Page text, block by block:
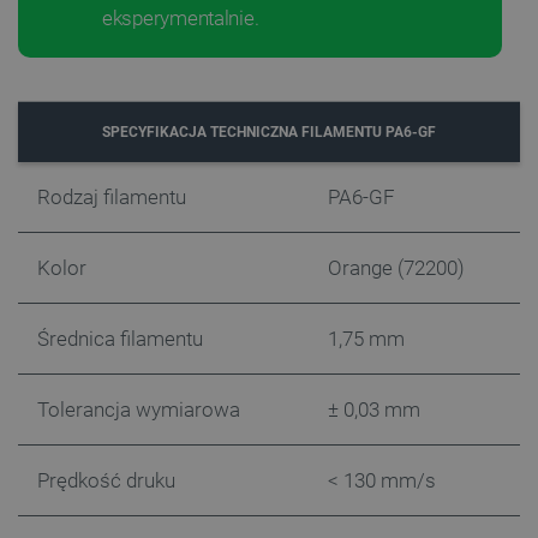
eksperymentalnie.
SPECYFIKACJA TECHNICZNA FILAMENTU PA6-GF
Rodzaj filamentu PA6-GF
Kolor Orange (72200)
Średnica filamentu 1,75 mm
Tolerancja wymiarowa ± 0,03 mm
Prędkość druku < 130 mm/s